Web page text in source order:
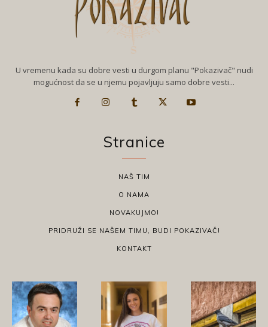
U vremenu kada su dobre vesti u durgom planu "Pokazivač" nudi
mogućnost da se u njemu pojavljuju samo dobre vesti...
Stranice
NAŠ TIM
O NAMA
NOVAKUJMO!
PRIDRUŽI SE NAŠEM TIMU, BUDI POKAZIVAČ!
KONTAKT